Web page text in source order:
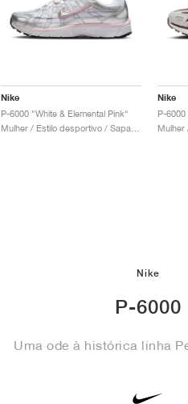
Nike
P-6000
Uma ode à histórica linha
Nike
P-6000 "White & Elemental Pink"
Nike